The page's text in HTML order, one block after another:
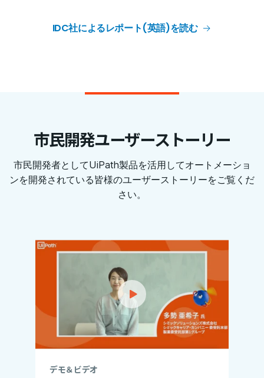
IDC社によるレポート(英語)を読む
市民開発ユーザーストーリー
市民開発者としてUiPath製品を活用してオートメーショ
ンを開発されている皆様のユーザーストーリーをご覧くだ
さい。
デモ＆ビデオ